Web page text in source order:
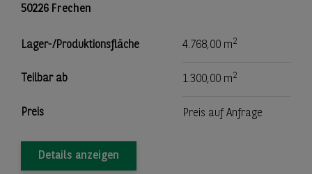
50226 Frechen
Lager-/Produktionsfläche 4.768,00 m2
Teilbar ab 1.300,00 m2
Preis Preis auf Anfrage
Details anzeigen